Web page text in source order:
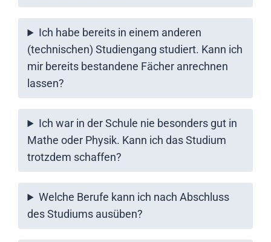
Ich habe bereits in einem anderen
(technischen) Studiengang studiert. Kann ich
mir bereits bestandene Fächer anrechnen
lassen?
Ich war in der Schule nie besonders gut in
Mathe oder Physik. Kann ich das Studium
trotzdem schaffen?
Welche Berufe kann ich nach Abschluss
des Studiums ausüben?